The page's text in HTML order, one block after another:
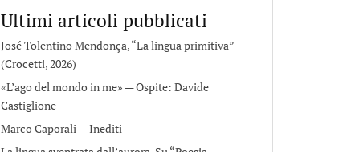
Ultimi articoli pubblicati
José Tolentino Mendonça, “La lingua primitiva”
(Crocetti, 2026)
«L’ago del mondo in me» — Ospite: Davide
Castiglione
Marco Caporali — Inediti